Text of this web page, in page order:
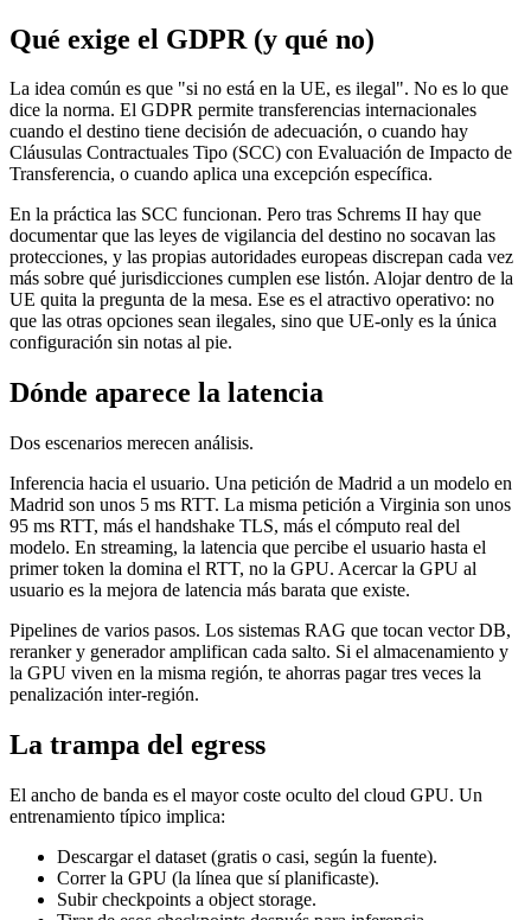
Qué exige el GDPR (y qué no)
La idea común es que "si no está en la UE, es ilegal". No es lo que
dice la norma. El GDPR permite transferencias internacionales
cuando el destino tiene decisión de adecuación, o cuando hay
Cláusulas Contractuales Tipo (SCC) con Evaluación de Impacto de
Transferencia, o cuando aplica una excepción específica.
En la práctica las SCC funcionan. Pero tras Schrems II hay que
documentar que las leyes de vigilancia del destino no socavan las
protecciones, y las propias autoridades europeas discrepan cada vez
más sobre qué jurisdicciones cumplen ese listón. Alojar dentro de la
UE quita la pregunta de la mesa. Ese es el atractivo operativo: no
que las otras opciones sean ilegales, sino que UE-only es la única
configuración sin notas al pie.
Dónde aparece la latencia
Dos escenarios merecen análisis.
Inferencia hacia el usuario. Una petición de Madrid a un modelo en
Madrid son unos 5 ms RTT. La misma petición a Virginia son unos
95 ms RTT, más el handshake TLS, más el cómputo real del
modelo. En streaming, la latencia que percibe el usuario hasta el
primer token la domina el RTT, no la GPU. Acercar la GPU al
usuario es la mejora de latencia más barata que existe.
Pipelines de varios pasos. Los sistemas RAG que tocan vector DB,
reranker y generador amplifican cada salto. Si el almacenamiento y
la GPU viven en la misma región, te ahorras pagar tres veces la
penalización inter-región.
La trampa del egress
El ancho de banda es el mayor coste oculto del cloud GPU. Un
entrenamiento típico implica:
Descargar el dataset (gratis o casi, según la fuente).
Correr la GPU (la línea que sí planificaste).
Subir checkpoints a object storage.